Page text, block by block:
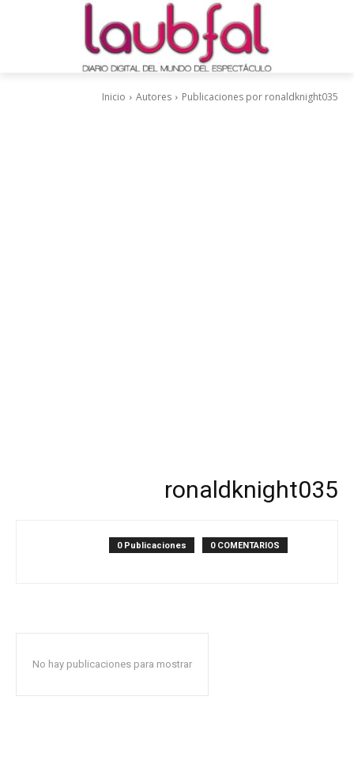
Inicio Autores Publicaciones por ronaldknight035
ronaldknight035
0 Publicaciones 0 COMENTARIOS
No hay publicaciones para mostrar